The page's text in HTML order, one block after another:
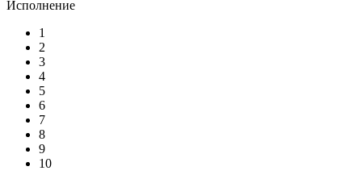
Исполнение
1
2
3
4
5
6
7
8
9
10